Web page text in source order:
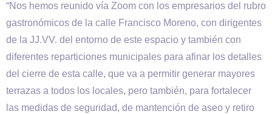
“Nos hemos reunido vía Zoom con los empresarios del rubro
gastronómicos de la calle Francisco Moreno, con dirigentes
de la JJ.VV. del entorno de este espacio y también con
diferentes reparticiones municipales para afinar los detalles
del cierre de esta calle, que va a permitir generar mayores
terrazas a todos los locales, pero también, para fortalecer
las medidas de seguridad, de mantención de aseo y retiro